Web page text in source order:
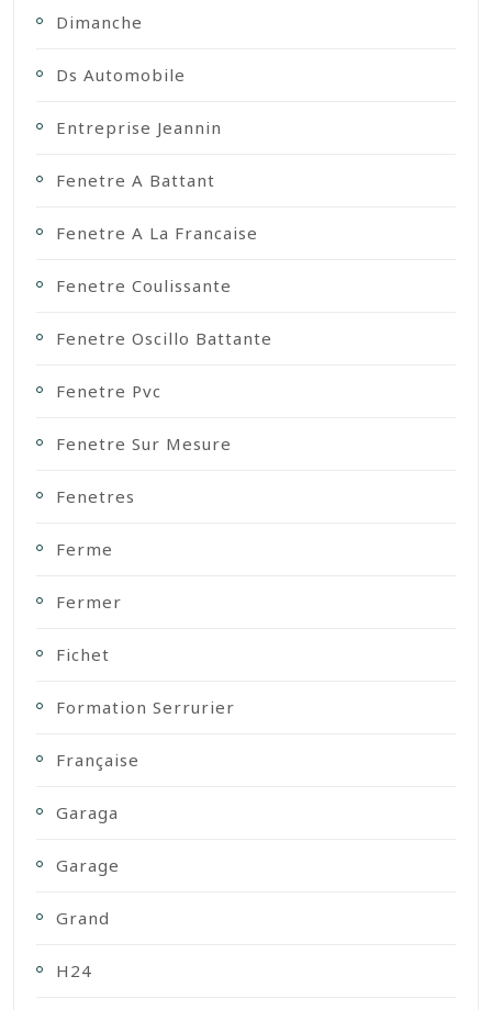
Dimanche
Ds Automobile
Entreprise Jeannin
Fenetre A Battant
Fenetre A La Francaise
Fenetre Coulissante
Fenetre Oscillo Battante
Fenetre Pvc
Fenetre Sur Mesure
Fenetres
Ferme
Fermer
Fichet
Formation Serrurier
Française
Garaga
Garage
Grand
H24